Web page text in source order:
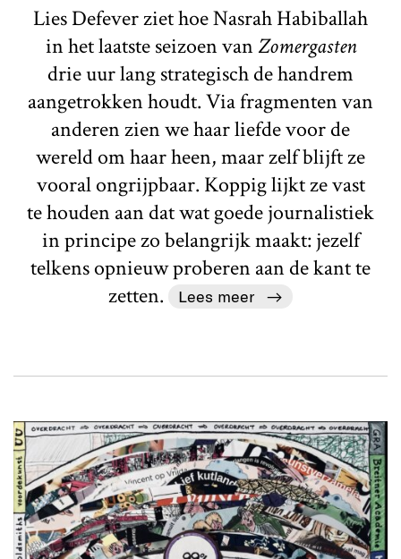
Lies Defever ziet hoe Nasrah Habiballah
in het laatste seizoen vanZomergasten
drie uur lang strategisch de handrem
aangetrokken houdt. Via fragmenten van
anderen zien we haar liefde voor de
wereld om haar heen, maar zelf blijft ze
vooral ongrijpbaar. Koppig lijkt ze vast
te houden aan dat wat goede journalistiek
in principe zo belangrijk maakt: jezelf
telkens opnieuw proberen aan de kant te
zetten.
Lees meer